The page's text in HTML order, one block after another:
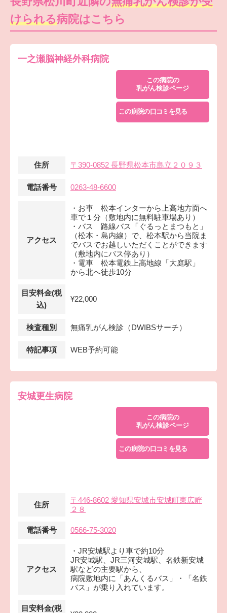
けられる病院はこちら
一之瀬脳神経外科病院
この病院の
乳がん検診ページ
この病院の口コミを見る
住所 〒390-0852 長野県松本市島立２０９３
電話番号 0263-48-6600
アクセス
・お車 松本インターから上高地方面へ
車で１分（敷地内に無料駐車場あり）
・バス 路線バス「ぐるっとまつもと」
（松本・島内線）で、松本駅から当院ま
でバスでお越しいただくことができます
（敷地内にバス停あり）
・電車 松本電鉄上高地線「大庭駅」
から北へ徒歩10分
目安料金(税
込)
¥22,000
検査種別 無痛乳がん検診（DWIBSサーチ）
特記事項 WEB予約可能
安城更生病院
この病院の
乳がん検診ページ
この病院の口コミを見る
住所
〒446-8602 愛知県安城市安城町東広畔
２８
電話番号 0566-75-3020
アクセス
・JR安城駅より車で約10分
JR安城駅、JR三河安城駅、名鉄新安城
駅などの主要駅から、
病院敷地内に「あんくるバス」・「名鉄
バス」が乗り入れています。
目安料金(税